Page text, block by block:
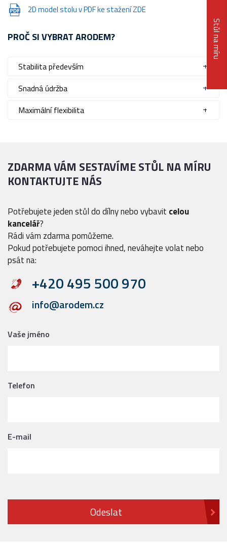
Stůl na míru
2D model stolu v PDF ke stažení ZDE
PROČ SI VYBRAT ARODEM?
Stabilita především
Snadná údržba
Maximální flexibilita
ZDARMA VÁM SESTAVÍME STŮL NA MÍRU
KONTAKTUJTE NÁS
Potřebujete jeden stůl do dílny nebo vybavit celou
kancelář?
Rádi vám zdarma pomůžeme.
Pokud potřebujete pomoci ihned, neváhejte volat nebo
psát na:
+420 495 500 970
info@arodem.cz
Vaše jméno
Telefon
E-mail